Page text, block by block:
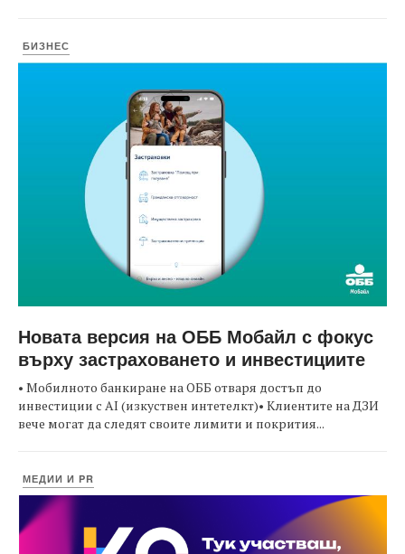
БИЗНЕС
Новата версия на ОББ Мобайл с фокус
върху застраховането и инвестициите
• Мобилното банкиране на ОББ отваря достъп до
инвестиции с AI (изкуствен интетелкт)• Клиентите на ДЗИ
вече могат да следят своите лимити и покрития...
МЕДИИ И PR